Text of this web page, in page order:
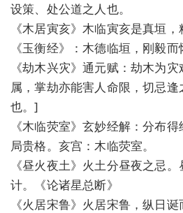
设策、处公道之人也。
《木居寅亥》木临寅亥是真垣
《玉衡经》：木德临垣，刚毅
《劫木兴灾》通元赋：劫木为
属，掌劫亦能害人命限，切忌
也。]
《木临荧室》玄妙经解：分布
局贵格。亥宫：木临荧室。
《昼火夜土》火土分昼夜之忌
计。《论诸星总断》
《火居宋鲁》火居宋鲁，纵日